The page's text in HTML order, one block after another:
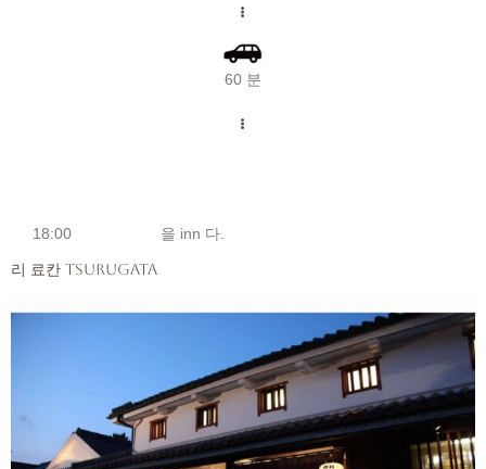
60 분
18:00 을 inn 다.
리 료칸 Tsurugata